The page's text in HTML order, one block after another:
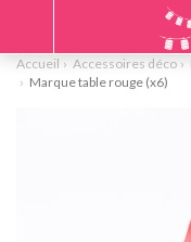
Accueil Accessoires déco
Marque table rouge (x6)